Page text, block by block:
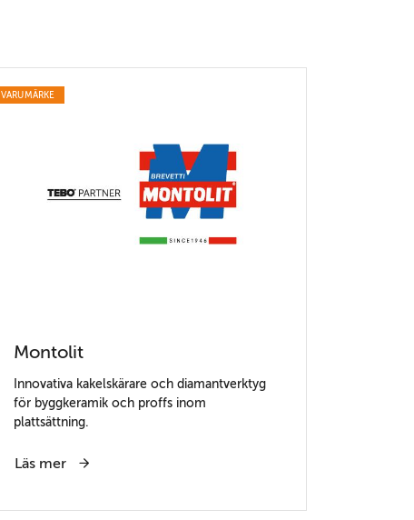
VARUMÄRKE
Montolit
Innovativa kakelskärare och diamantverktyg
för byggkeramik och proffs inom
plattsättning.
Läs mer